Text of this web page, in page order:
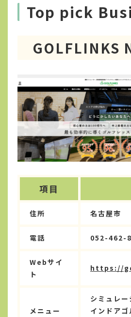
Top pick
GOLFLINKS
項目
住所 名古屋市
電話 052-462-
Webサイ
ト
https://
メニュー
シミュレ
インドアゴ